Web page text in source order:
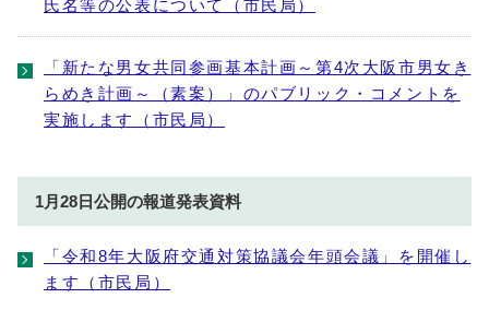
氏名等の公表について（市民局）
「新たな男女共同参画基本計画～第4次大阪市男女き
らめき計画～（素案）」のパブリック・コメントを
実施します（市民局）
1月28日公開の報道発表資料
「令和8年大阪府交通対策協議会年頭会議」を開催し
ます（市民局）